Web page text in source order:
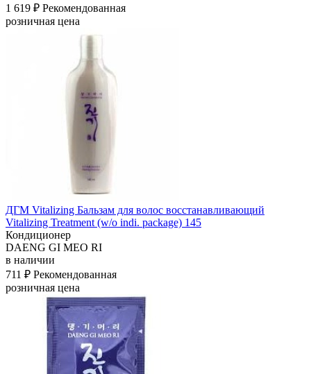
1 619 ₽ Рекомендованная
розничная цена
ДГМ Vitalizing Бальзам для волос восстанавливающий
Vitalizing Treatment (w/o indi. package) 145
Кондиционер
DAENG GI MEO RI
в наличии
711 ₽ Рекомендованная
розничная цена